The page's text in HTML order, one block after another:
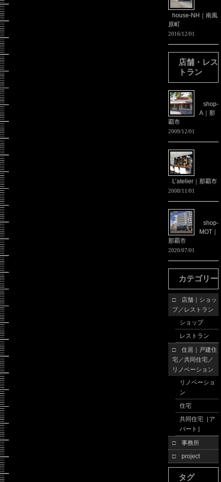
house-NH｜南風
原町
2016/12/01
店舗・レス
トラン
shop-
A｜那
覇市
2009/12/01
L’atelier｜那覇市
2008/11/01
shop-
MOT｜
那覇市
2020/07/01
カテゴリー
□ 店舗｜ショッ
プ／レストラン
ショップ
レストラン
□ 住居｜戸建住
宅／共同住宅／
リノベーション
リノベーショ
ン
住宅
共同住宅［ア
パート］
□ 事務所
□ project
タグ